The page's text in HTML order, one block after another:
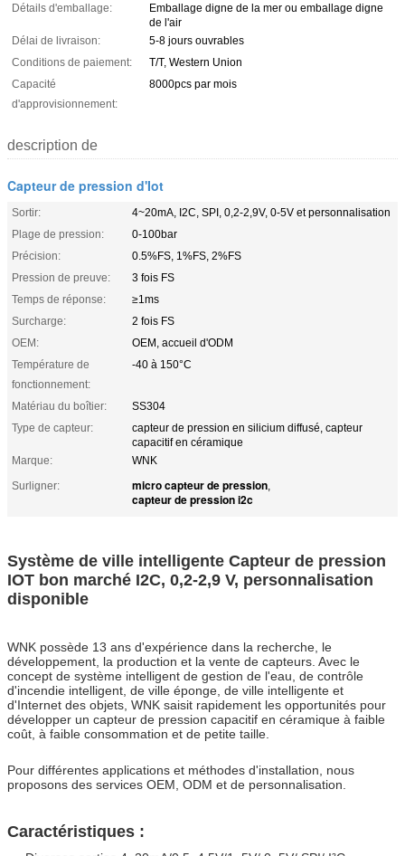
Détails d'emballage:
Emballage digne de la mer ou emballage digne
de l'air
Délai de livraison:
5-8 jours ouvrables
Conditions de paiement:
T/T, Western Union
Capacité
d'approvisionnement:
8000pcs par mois
description de
Capteur de pression d'Iot
Sortir:
4~20mA, I2C, SPI, 0,2-2,9V, 0-5V et personnalisation
Plage de pression:
0-100bar
Précision:
0.5%FS, 1%FS, 2%FS
Pression de preuve:
3 fois FS
Temps de réponse:
≥1ms
Surcharge:
2 fois FS
OEM:
OEM, accueil d'ODM
Température de
fonctionnement:
-40 à 150°C
Matériau du boîtier:
SS304
Type de capteur:
capteur de pression en silicium diffusé, capteur
capacitif en céramique
Marque:
WNK
Surligner:
micro capteur de pression,
capteur de pression i2c
Système de ville intelligente Capteur de pression
IOT bon marché I2C, 0,2-2,9 V, personnalisation
disponible
WNK possède 13 ans d'expérience dans la recherche, le
développement, la production et la vente de capteurs. Avec le
concept de système intelligent de gestion de l'eau, de contrôle
d'incendie intelligent, de ville éponge, de ville intelligente et
d'Internet des objets, WNK saisit rapidement les opportunités pour
développer un capteur de pression capacitif en céramique à faible
coût, à faible consommation et de petite taille.
Pour différentes applications et méthodes d'installation, nous
proposons des services OEM, ODM et de personnalisation.
Caractéristiques :